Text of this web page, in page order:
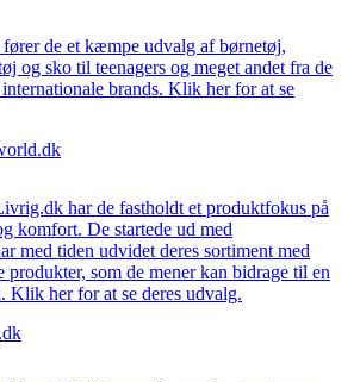
de et kæmpe udvalg af børnetøj,
og sko til teenagers og meget andet fra de
brands. Klik her for at se
har de fastholdt et produktfokus på
komfort. De startede ud med
med tiden udvidet deres sortiment med
produkter, som de mener kan bidrage til en
Klik her for at se deres udvalg.